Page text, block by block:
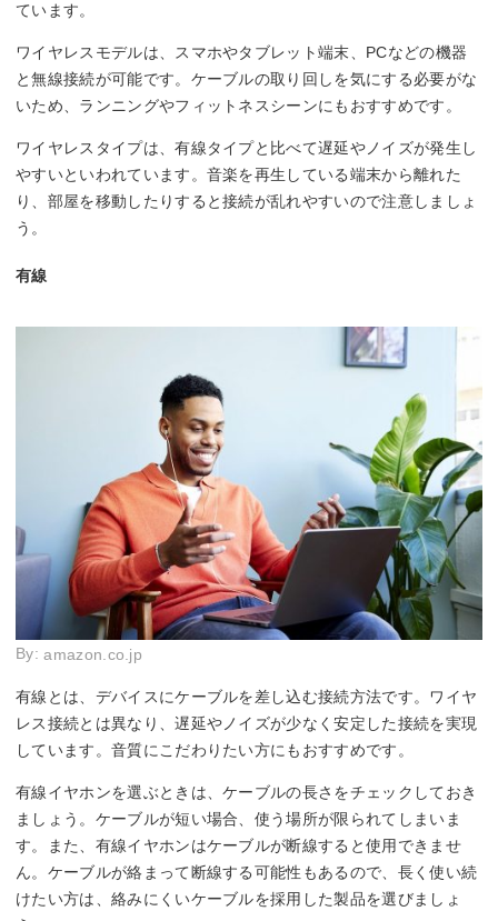
ています。
ワイヤレスモデルは、スマホやタブレット端末、PCなどの機器
と無線接続が可能です。ケーブルの取り回しを気にする必要がな
いため、ランニングやフィットネスシーンにもおすすめです。
ワイヤレスタイプは、有線タイプと比べて遅延やノイズが発生し
やすいといわれています。音楽を再生している端末から離れた
り、部屋を移動したりすると接続が乱れやすいので注意しましょ
う。
有線
By:amazon.co.jp
有線とは、デバイスにケーブルを差し込む接続方法です。ワイヤ
レス接続とは異なり、遅延やノイズが少なく安定した接続を実現
しています。音質にこだわりたい方にもおすすめです。
有線イヤホンを選ぶときは、ケーブルの長さをチェックしておき
ましょう。ケーブルが短い場合、使う場所が限られてしまいま
す。また、有線イヤホンはケーブルが断線すると使用できませ
ん。ケーブルが絡まって断線する可能性もあるので、長く使い続
けたい方は、絡みにくいケーブルを採用した製品を選びましょ